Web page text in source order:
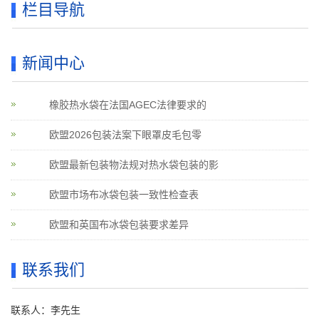
栏目导航
新闻中心
橡胶热水袋在法国AGEC法律要求的
欧盟2026包装法案下眼罩皮毛包零
欧盟最新包装物法规对热水袋包装的影
欧盟市场布冰袋包装一致性检查表
欧盟和英国布冰袋包装要求差异
联系我们
联系人：李先生